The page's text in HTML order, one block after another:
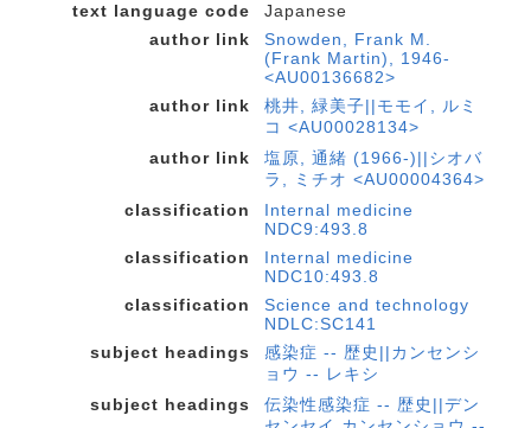
text language code
Japanese
author link
Snowden, Frank M.
(Frank Martin), 1946-
<AU00136682>
author link
桃井, 緑美子||モモイ, ルミ
コ <AU00028134>
author link
塩原, 通緒 (1966-)||シオバ
ラ, ミチオ <AU00004364>
classification
Internal medicine
NDC9:493.8
classification
Internal medicine
NDC10:493.8
classification
Science and technology
NDLC:SC141
subject headings
感染症 -- 歴史||カンセンシ
ョウ -- レキシ
subject headings
伝染性感染症 -- 歴史||デン